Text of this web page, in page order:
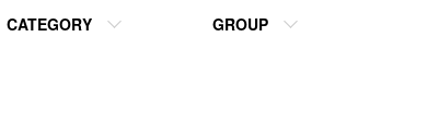
CATEGORY GROUP